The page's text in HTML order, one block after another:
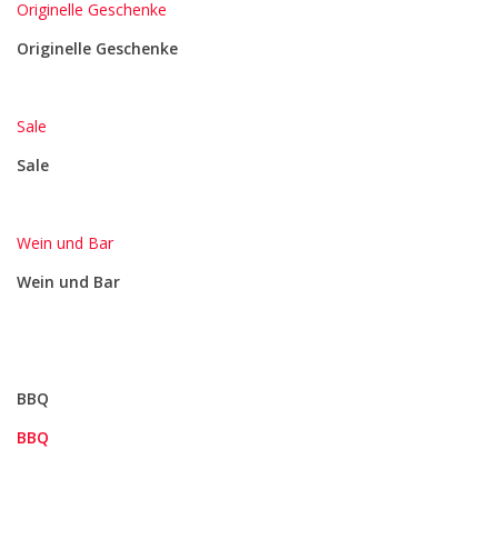
Originelle Geschenke
Originelle Geschenke
Sale
Sale
Wein und Bar
Wein und Bar
BBQ
BBQ